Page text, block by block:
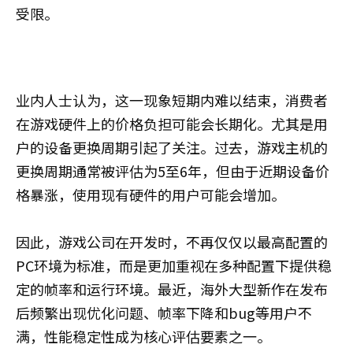
受限。
业内人士认为，这一现象短期内难以结束，消费者
在游戏硬件上的价格负担可能会长期化。尤其是用
户的设备更换周期引起了关注。过去，游戏主机的
更换周期通常被评估为5至6年，但由于近期设备价
格暴涨，使用现有硬件的用户可能会增加。
因此，游戏公司在开发时，不再仅仅以最高配置的
PC环境为标准，而是更加重视在多种配置下提供稳
定的帧率和运行环境。最近，海外大型新作在发布
后频繁出现优化问题、帧率下降和bug等用户不
满，性能稳定性成为核心评估要素之一。